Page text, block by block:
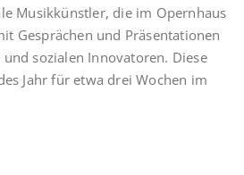
Musikkünstler, die im Opernhaus
Gesprächen und Präsentationen
sozialen Innovatoren. Diese
Jahr für etwa drei Wochen im